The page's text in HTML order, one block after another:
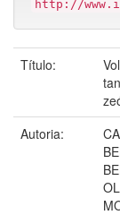
http://
Título:
Autoria: